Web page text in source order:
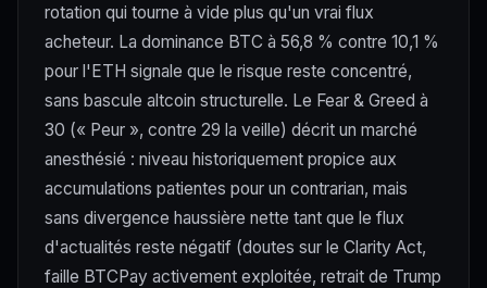
rotation qui tourne à vide plus qu'un vrai flux
acheteur. La dominance BTC à 56,8 % contre 10,1 %
pour l'ETH signale que le risque reste concentré,
sans bascule altcoin structurelle. Le Fear & Greed à
30 (« Peur », contre 29 la veille) décrit un marché
anesthésié : niveau historiquement propice aux
accumulations patientes pour un contrarian, mais
sans divergence haussière nette tant que le flux
d'actualités reste négatif (doutes sur le Clarity Act,
faille BTCPay activement exploitée, retrait de Trump